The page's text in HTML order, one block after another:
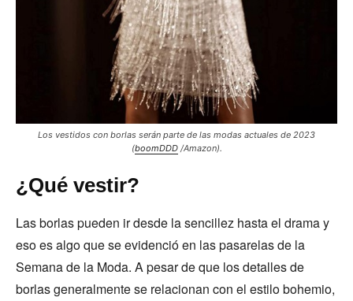
Los vestidos con borlas serán parte de las modas actuales de 2023
(boomDDD/Amazon).
¿Qué vestir?
Las borlas pueden ir desde la sencillez hasta el drama y
eso es algo que se evidenció en las pasarelas de la
Semana de la Moda. A pesar de que los detalles de
borlas generalmente se relacionan con el estilo bohemio,